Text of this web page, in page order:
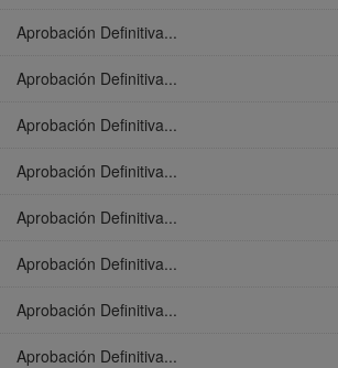
Aprobación Definitiva...
Aprobación Definitiva...
Aprobación Definitiva...
Aprobación Definitiva...
Aprobación Definitiva...
Aprobación Definitiva...
Aprobación Definitiva...
Aprobación Definitiva...